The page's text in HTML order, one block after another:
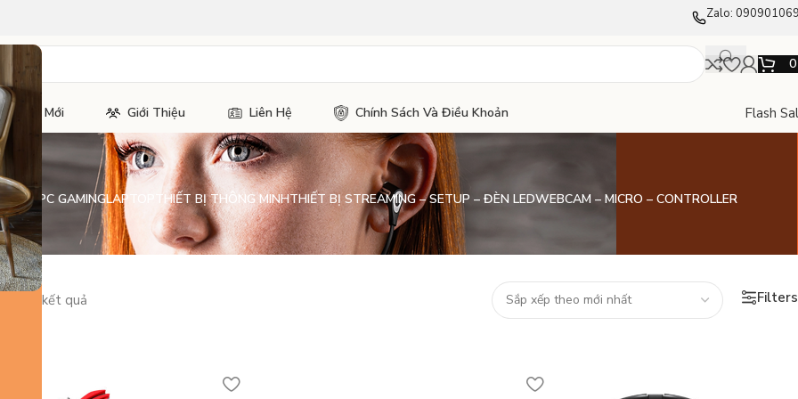
Zalo:
Tức Mới Giới Thiệu Liên Hệ Chính Sách Và Điều Khoản Flash
KIỆN PC GAMINGLAPTOP THIẾT BỊ THÔNG MINHTHIẾT BỊ STREAMING – SETUP – ĐÈN LEDWEBCAM – MICRO – CONTROLLER
139 kết quả Filters